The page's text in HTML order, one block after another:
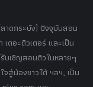
าดกระบัง) ปัจจุบันสอน
ดอะติวเตอร์ และเป็น
บเชิญสอนติวในหลายๆ
จสู่น้องชาวใต้ ฯลฯ, เป็น